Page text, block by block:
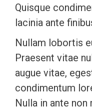
Quisque
lacinia ante
Nullam lobortis
Praesent vitae
augue vitae,
condimentum
Nulla in ante